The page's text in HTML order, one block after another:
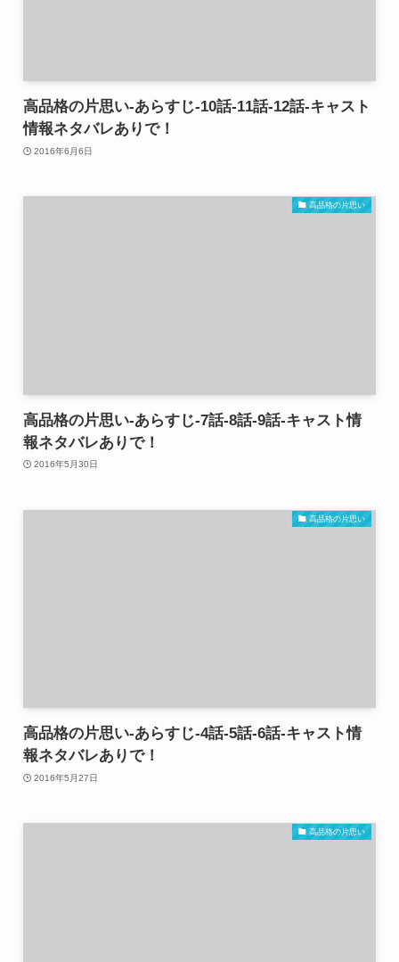
高品格の片思い-あらすじ-10話-11話-12話-キャスト
情報ネタバレありで！
2016年6月6日
高品格の片思い
高品格の片思い-あらすじ-7話-8話-9話-キャスト情
報ネタバレありで！
2016年5月30日
高品格の片思い
高品格の片思い-あらすじ-4話-5話-6話-キャスト情
報ネタバレありで！
2016年5月27日
高品格の片思い